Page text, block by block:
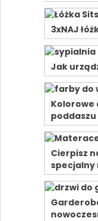
3xNAJ
Jak
Kolorowe
poddaszu
Cierpisz